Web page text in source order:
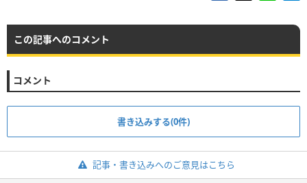
この記事へのコメント
コメント
書き込みする(0件)
記事・書き込みへのご意見はこちら